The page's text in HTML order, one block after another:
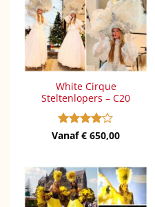
White Cirque
Steltenlopers – C20
Gewaardeerd
Vanaf€ 650,00